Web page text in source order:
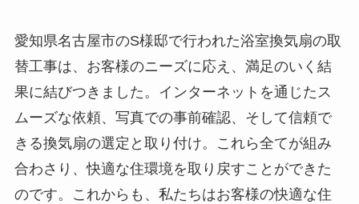
愛知県名古屋市のS様邸で行われた浴室換気扇の取
替工事は、お客様のニーズに応え、満足のいく結
果に結びつきました。インターネットを通じたス
ムーズな依頼、写真での事前確認、そして信頼で
きる換気扇の選定と取り付け。これら全てが組み
合わさり、快適な住環境を取り戻すことができた
のです。これからも、私たちはお客様の快適な住